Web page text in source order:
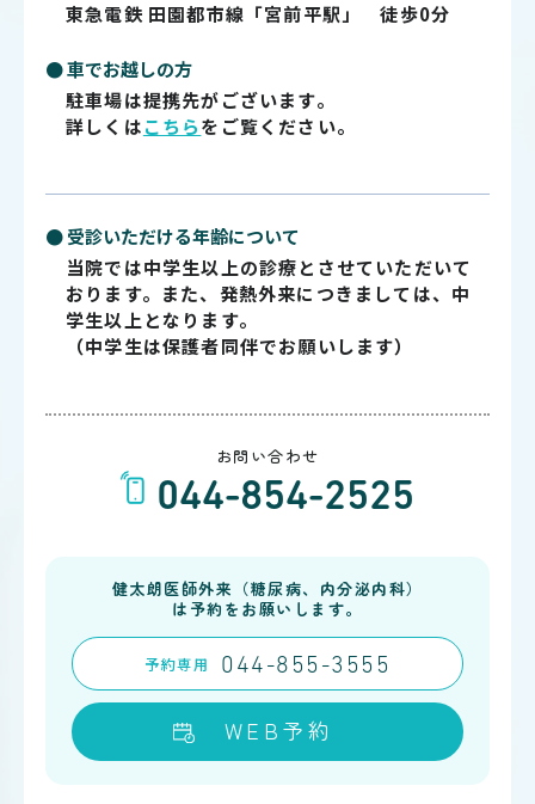
東急電鉄 田園都市線「宮前平駅」 徒歩0分
● 車でお越しの方
駐車場は提携先がございます。
詳しくはこちらをご覧ください。
● 受診いただける年齢について
当院では中学生以上の診療とさせていただいて
おります。また、発熱外来につきましては、中
学生以上となります。
（中学生は保護者同伴でお願いします）
お問い合わせ
044-854-2525
健太朗医師外来（糖尿病、内分泌内科）
は予約をお願いします。
予約専用 044-855-3555
WEB予約